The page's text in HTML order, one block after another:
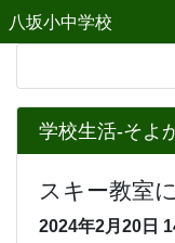
八坂小中学校
学校生活-そよ
スキー教室
2024年2月20日